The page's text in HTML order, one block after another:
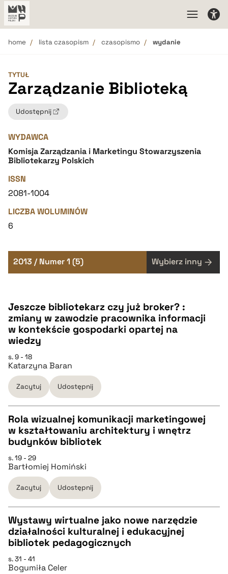
home lista czasopism czasopismo wydanie
TYTUŁ
Zarządzanie Biblioteką
Udostępnij
WYDAWCA
Komisja Zarządzania i Marketingu Stowarzyszenia
Bibliotekarzy Polskich
ISSN
2081-1004
LICZBA WOLUMINÓW
6
2013 / Numer 1 (5) Wybierz inny
Jeszcze bibliotekarz czy już broker? :
zmiany w zawodzie pracownika informacji
w kontekście gospodarki opartej na
wiedzy
s. 9 - 18
Katarzyna Baran
Zacytuj Udostępnij
CZYSTY TEKST
pobierz cytat
BIBTEX
pobierz cytat
Rola wizualnej komunikacji marketingowej
w kształtowaniu architektury i wnętrz
budynków bibliotek
s. 19 - 29
Bartłomiej Homiński
Zacytuj Udostępnij
CZYSTY TEKST
pobierz cytat
Wystawy wirtualne jako nowe narzędzie
działalności kulturalnej i edukacyjnej
bibliotek pedagogicznych
s. 31 - 41
Bogumiła Celer